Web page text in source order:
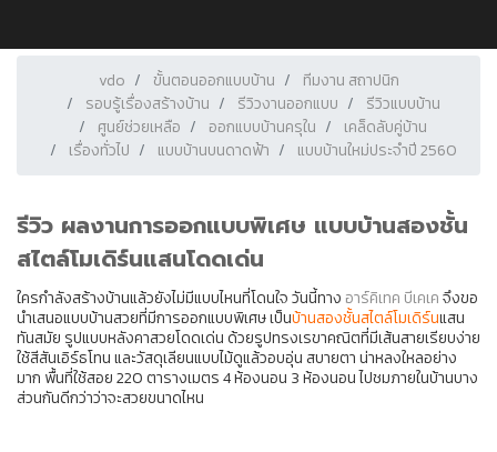
vdo ขั้นตอนออกแบบบ้าน
ทีมงาน สถาปนิก
รอบรู้เรื่องสร้างบ้าน
รีวิวงานออกแบบ
รีวิวแบบบ้าน
ศูนย์ช่วยเหลือ
ออกแบบบ้านครุใน
เคล็ดลับคู่บ้าน
เรื่องทั่วไป
แบบบ้านบนดาดฟ้า แบบบ้านใหม่ประจำปี 2560
รีวิว ผลงานการออกแบบพิเศษ แบบบ้านสองชั้น
สไตล์โมเดิร์นแสนโดดเด่น
ใครกำลังสร้างบ้านแล้วยังไม่มีแบบไหนที่โดนใจ วันนี้ทาง อาร์คิเทค บีเคเคจึงขอ
นำเสนอแบบบ้านสวยที่มีการออกแบบพิเศษ เป็นบ้านสองชั้นสไตล์โมเดิร์นแสน
ทันสมัย รูปแบบหลังคาสวยโดดเด่น ด้วยรูปทรงเรขาคณิตที่มีเส้นสายเรียบง่าย
ใช้สีสันเอิร์ธโทน และวัสดุเลียนแบบไม้ดูแล้วอบอุ่น สบายตา น่าหลงใหลอย่าง
มาก พื้นที่ใช้สอย 220 ตารางเมตร 4 ห้องนอน 3 ห้องนอน ไปชมภายในบ้านบาง
ส่วนกันดีกว่าว่าจะสวยขนาดไหน